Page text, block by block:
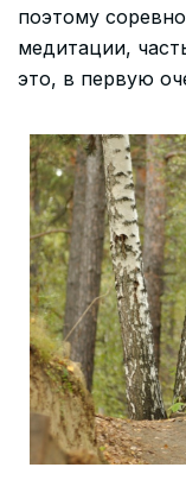
поэтому
медитации,
это, в первую